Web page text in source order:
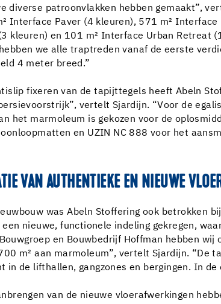
diverse patroonvlakken hebben gemaakt”,
Interface Paver (4 kleuren), 571 m²
kleuren) en 101 m² Interface Urban Retreat
we alle traptreden vanaf de eerste
4 meter breed.”
fixeren van de tapijttegels heeft Abeln
vertelt Sjardijn. “Voor de
het marmoleum is gekozen voor de
en UZIN NC 888 voor het
VAN AUTHENTIEKE EN NIEUWE
was Abeln Stoffering ook betrokken
nieuwe, functionele indeling gekregen,
en Bouwbedrijf Hoffman hebben
m² aan marmoleum”, vertelt Sjardijn.
in de lifthallen, gangzones en bergingen. In
van de nieuwe vloerafwerkingen